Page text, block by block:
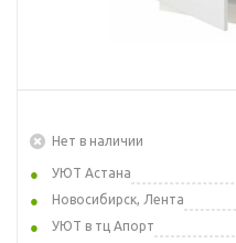
Нет в наличии
УЮТ Астана
Новосибирск, Лента
УЮТ в тц Апорт